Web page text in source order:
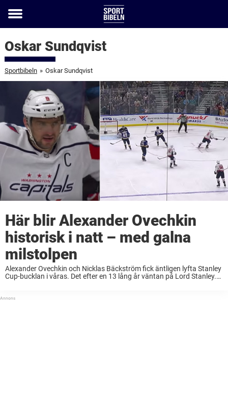
Toggle
Oskar Sundqvist
Sportbibeln » Oskar Sundqvist
Här blir Alexander Ovechkin
historisk i natt – med galna
milstolpen
Alexander Ovechkin och Nicklas Bäckström fick äntligen lyfta Stanley
Cup-bucklan i våras. Det efter en 13 lång år väntan på Lord Stanley.